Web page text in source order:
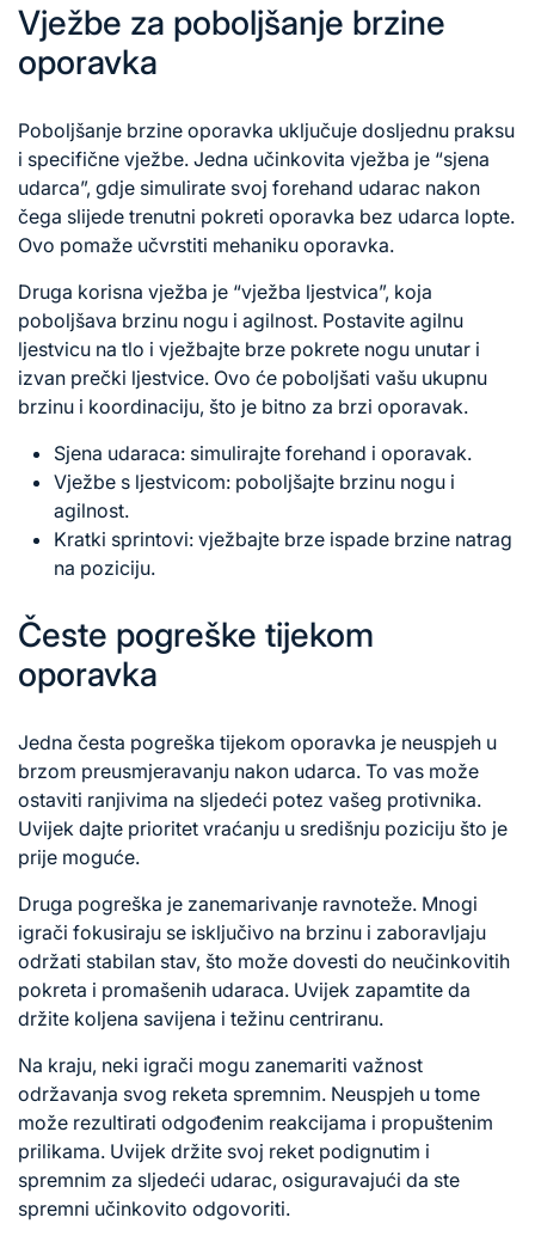
Vježbe za poboljšanje brzine
oporavka
Poboljšanje brzine oporavka uključuje dosljednu praksu
i specifične vježbe. Jedna učinkovita vježba je “sjena
udarca”, gdje simulirate svoj forehand udarac nakon
čega slijede trenutni pokreti oporavka bez udarca lopte.
Ovo pomaže učvrstiti mehaniku oporavka.
Druga korisna vježba je “vježba ljestvica”, koja
poboljšava brzinu nogu i agilnost. Postavite agilnu
ljestvicu na tlo i vježbajte brze pokrete nogu unutar i
izvan prečki ljestvice. Ovo će poboljšati vašu ukupnu
brzinu i koordinaciju, što je bitno za brzi oporavak.
Sjena udaraca: simulirajte forehand i oporavak.
Vježbe s ljestvicom: poboljšajte brzinu nogu i
agilnost.
Kratki sprintovi: vježbajte brze ispade brzine natrag
na poziciju.
Česte pogreške tijekom
oporavka
Jedna česta pogreška tijekom oporavka je neuspjeh u
brzom preusmjeravanju nakon udarca. To vas može
ostaviti ranjivima na sljedeći potez vašeg protivnika.
Uvijek dajte prioritet vraćanju u središnju poziciju što je
prije moguće.
Druga pogreška je zanemarivanje ravnoteže. Mnogi
igrači fokusiraju se isključivo na brzinu i zaboravljaju
održati stabilan stav, što može dovesti do neučinkovitih
pokreta i promašenih udaraca. Uvijek zapamtite da
držite koljena savijena i težinu centriranu.
Na kraju, neki igrači mogu zanemariti važnost
održavanja svog reketa spremnim. Neuspjeh u tome
može rezultirati odgođenim reakcijama i propuštenim
prilikama. Uvijek držite svoj reket podignutim i
spremnim za sljedeći udarac, osiguravajući da ste
spremni učinkovito odgovoriti.